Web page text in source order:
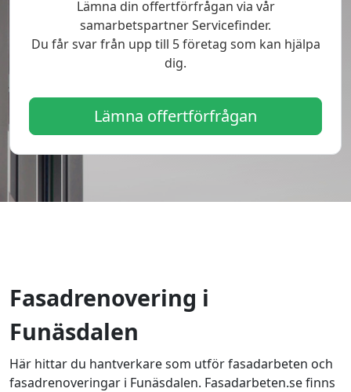
Lämna din offertförfrågan via vår
samarbetspartner Servicefinder.
Du får svar från upp till 5 företag som kan hjälpa
dig.
Lämna offertförfrågan
Fasadrenovering i
Funäsdalen
Här hittar du hantverkare som utför fasadarbeten och
fasadrenoveringar i Funäsdalen. Fasadarbeten.se finns